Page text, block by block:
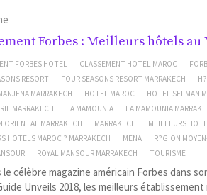
Forbes : Meilleurs hôtels
FORBES HOTEL CLASSEMENT HOTEL MAROC
RESORT
FOUR SEASONS RESORT MARRAKECH
MARRAKECH
HOTEL MAROC HOTEL SELMAN
MARRAKECH
LA MAMOUNIA LA MAMOUNIA
ORIENTAL MARRAKECH
MARRAKECH
MEILLEURS
HOTELS MAROC ? MARRAKECH
MENA
R?GION
ROYAL MANSOUR MARRAKECH TOURISME
le célèbre magazine américain Forbes dans
Unveils 2018, les meilleurs